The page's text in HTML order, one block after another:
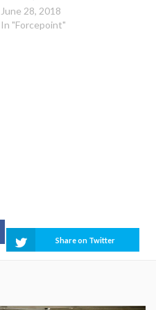
June 28, 2018
In "Forcepoint"
Share on Twitter